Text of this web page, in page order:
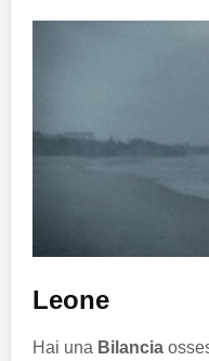
Leone
Hai una Bilancia